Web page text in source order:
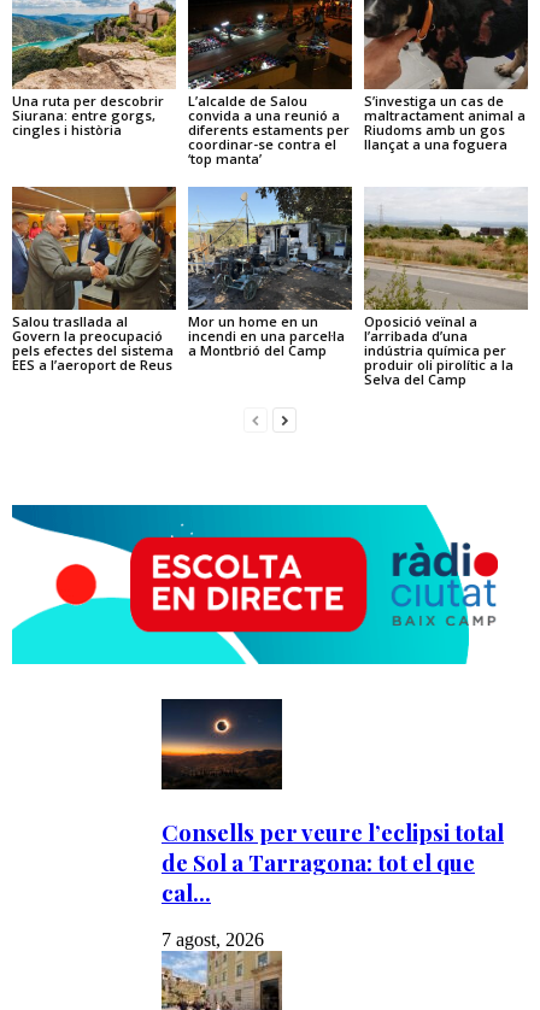
Una ruta per descobrir
Siurana: entre gorgs,
cingles i història
L’alcalde de Salou
convida a una reunió a
diferents estaments per
coordinar-se contra el
‘top manta’
S’investiga un cas de
maltractament animal a
Riudoms amb un gos
llançat a una foguera
Salou trasllada al
Govern la preocupació
pels efectes del sistema
EES a l’aeroport de Reus
Mor un home en un
incendi en una parcel·la
a Montbrió del Camp
Oposició veïnal a
l’arribada d’una
indústria química per
produir oli pirolític a la
Selva del Camp